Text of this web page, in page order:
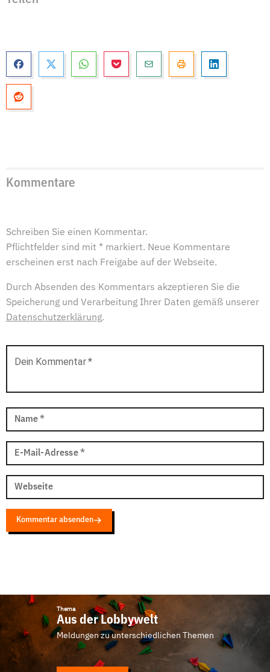
Kommentare
Schreiben Sie einen Kommentar.
Pflichtfelder sind mit * markiert. Neue Kommentare
erscheinen erst nach Freigabe auf der Webseite.
Durch Absenden des Kommentars akzeptieren Sie die
Speicherung und Verarbeitung Ihrer Daten gemäß unserer
Datenschutzerklärung.
Dein Kommentar*
Name *
E-Mail-Adresse *
Webseite
Kommentar absenden
Thema
Aus der Lobbywelt
Meldungen zu unterschiedlichen Themen